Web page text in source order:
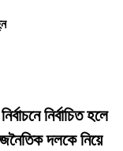
নির্বাচিত হলে
দলকে নিয়ে